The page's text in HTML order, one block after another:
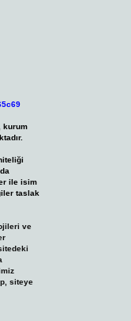
kurum
ile isim
taslak
ve
siteye